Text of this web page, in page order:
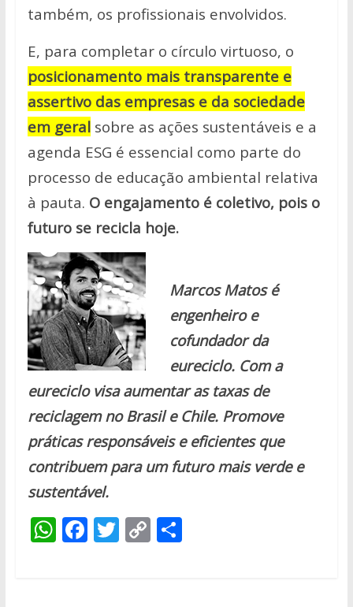
também, os profissionais envolvidos.
E, para completar o círculo virtuoso, o
posicionamento mais transparente e
assertivo das empresas e da sociedade
em geralsobre as ações sustentáveis e a
agenda ESG é essencial como parte do
processo de educação ambiental relativa
à pauta. O engajamento é coletivo, pois o
futuro se recicla hoje.
Marcos Matos é
engenheiro e
cofundador da
eureciclo. Com a
eureciclo visa aumentar as taxas de
reciclagem no Brasil e Chile. Promove
práticas responsáveis e eficientes que
contribuem para um futuro mais verde e
sustentável.
W F T C S